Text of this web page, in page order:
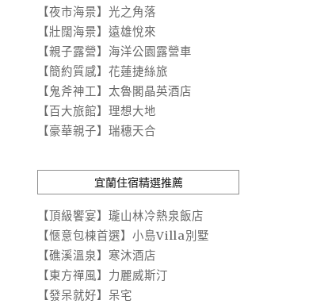
【夜市海景】光之角落
【壯闊海景】遠雄悅來
【親子露營】海洋公園露營車
【簡約質感】花蓮捷絲旅
【鬼斧神工】太魯閣晶英酒店
【百大旅館】理想大地
【豪華親子】瑞穗天合
宜蘭住宿精選推薦
【頂級饗宴】瓏山林冷熱泉飯店
【愜意包棟首選】小島Villa別墅
【礁溪溫泉】寒沐酒店
【東方禪風】力麗威斯汀
【發呆就好】呆宅